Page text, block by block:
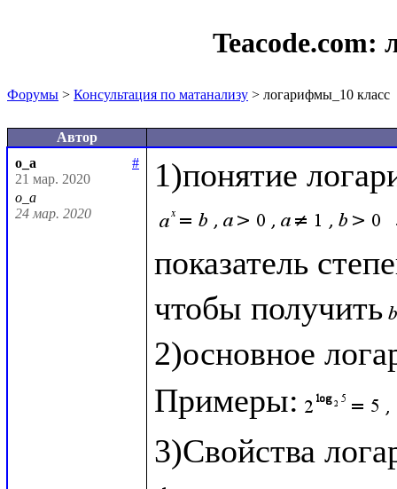
Teacode.com:
Форумы > Консультация по матанализу > логарифмы_10 класс
Автор
o_a
#
21 мар. 2020
o_a
24 мар. 2020
показатель
чтобы получить
2)основное
Примеры: